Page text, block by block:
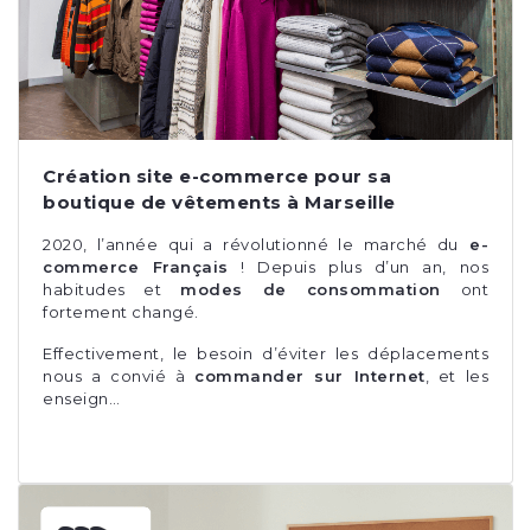
Création site e-commerce pour sa
boutique de vêtements à Marseille
2020, l’année qui a révolutionné le marché du
e-
commerce Français
! Depuis plus d’un an, nos
habitudes et modes de consommation ont
fortement changé.
Effectivement, le besoin d’éviter les déplacements
nous a convié à commander sur Internet , et les
enseign…